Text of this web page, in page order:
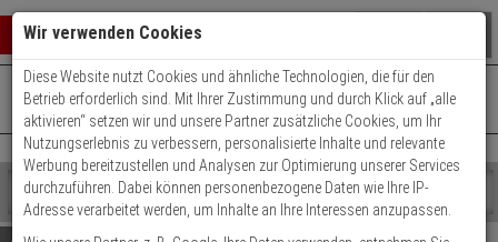
Warenkorb schließen
0 ARTIKEL IM WARENKORB
Ihr Warenkorb ist momentan leer.
Ergebnisse ()
Fertig
Shop
durchsuchen
Bitte
Es
+49 (0)821 899 493-0Mo. - Do.: 8:00 - 16:30 | Fr.: 8:00 - 14:00 Uhr
Kontaktservice nutzen
Wir verwenden Cookies
Diese Website nutzt Cookies und ähnliche Technologien, die für den
Betrieb erforderlich sind. Mit Ihrer Zustimmung und durch Klick auf „alle
aktivieren“ setzen wir und unsere Partner zusätzliche Cookies, um Ihr
Nutzungserlebnis zu verbessern, personalisierte Inhalte und relevante
Werbung bereitzustellen und Analysen zur Optimierung unserer Services
durchzuführen. Dabei können personenbezogene Daten wie Ihre IP-
Adresse verarbeitet werden, um Inhalte an Ihre Interessen anzupassen.